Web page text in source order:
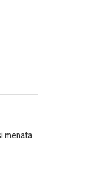
menata